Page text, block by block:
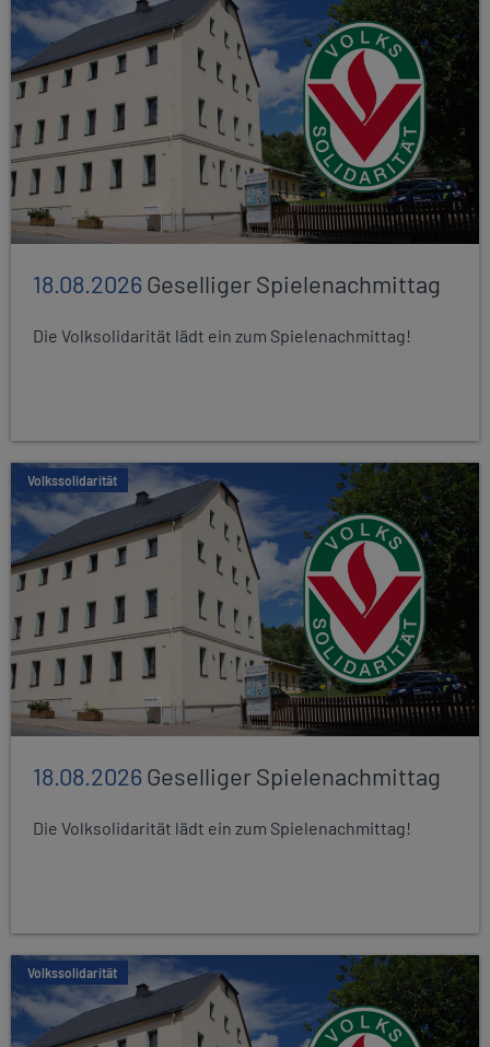
18.08.2026Geselliger Spielenachmittag
Die Volksolidarität lädt ein zum Spielenachmittag!
Volkssolidarität
18.08.2026Geselliger Spielenachmittag
Die Volksolidarität lädt ein zum Spielenachmittag!
Volkssolidarität